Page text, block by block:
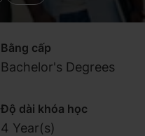
Bằng cấp
Bachelor's Degrees
Độ dài khóa học
4 Year(s)